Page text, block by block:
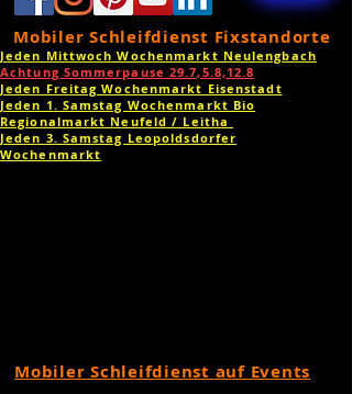
Mobiler Schleifdienst Fixstandorte
Jeden Mittwoch Wochenmarkt Neulengbach
Achtung Sommerpause 29.7,5.8,12.8
Jeden Freitag Wochenmarkt Eisenstadt
Jeden 1. Samstag Wochenmarkt Bio
Regionalmarkt Neufeld / Leitha
Jeden 3. Samstag Leopoldsdorfer
Wochenmarkt
Mobiler Schleifdienst auf Events